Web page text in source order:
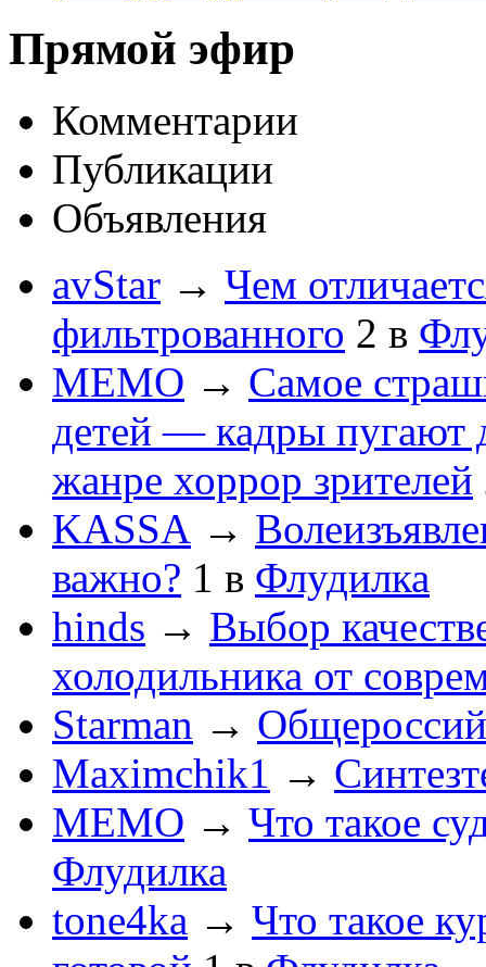
Прямой эфир
Комментарии
Публикации
Объявления
avStar → Чем
фильтрованного 2 в
MEMO → Самое
детей — кадры пугают
жанре хоррор зрителей
KASSA →
важно? 1 в Флудилка
hinds → Выбор
холодильника от
Starman →
Maximchik1 →
MEMO → Что такое
Флудилка
tone4ka → Что такое